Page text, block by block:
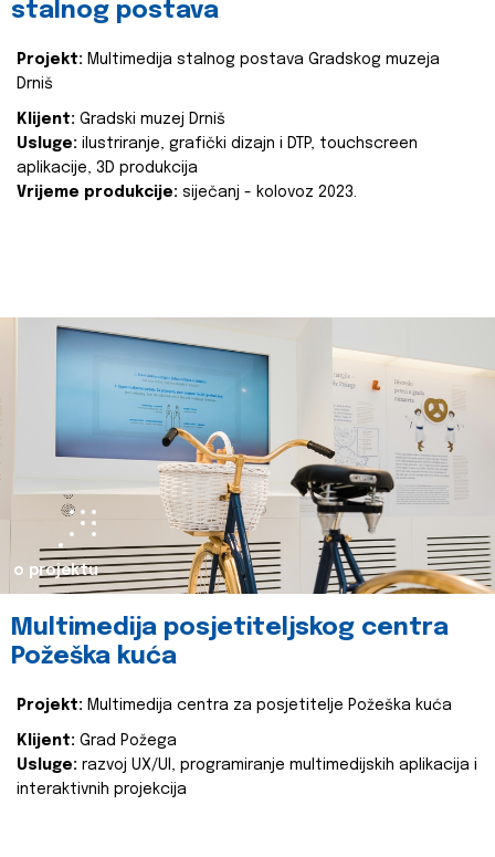
stalnog postava
Projekt: Multimedija stalnog postava Gradskog muzeja
Drniš
Klijent: Gradski muzej Drniš
Usluge: ilustriranje, grafički dizajn i DTP, touchscreen
aplikacije, 3D produkcija
Vrijeme produkcije: siječanj - kolovoz 2023.
o projektu
Multimedija posjetiteljskog centra
Požeška kuća
Projekt: Multimedija centra za posjetitelje Požeška kuća
Klijent: Grad Požega
Usluge: razvoj UX/UI, programiranje multimedijskih aplikacija i
interaktivnih projekcija